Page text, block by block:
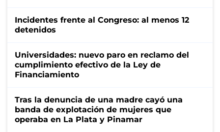
Incidentes frente al Congreso: al menos 12
detenidos
Universidades: nuevo paro en reclamo del
cumplimiento efectivo de la Ley de
Financiamiento
Tras la denuncia de una madre cayó una
banda de explotación de mujeres que
operaba en La Plata y Pinamar